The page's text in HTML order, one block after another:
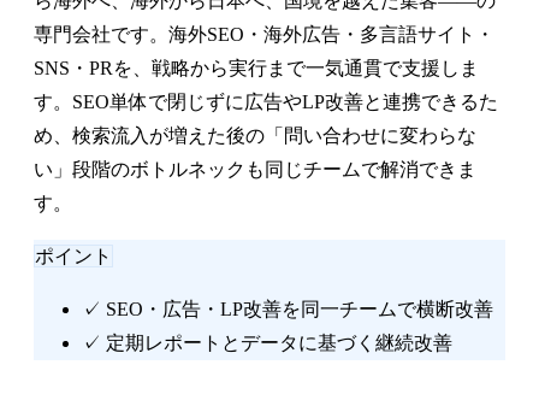
専門会社です。海外SEO・海外広告・多言語サイト・
SNS・PRを、戦略から実行まで一気通貫で支援しま
す。SEO単体で閉じずに広告やLP改善と連携できるた
め、検索流入が増えた後の「問い合わせに変わらな
い」段階のボトルネックも同じチームで解消できま
す。
ポイント
✓ SEO・広告・LP改善を同一チームで横断改善
✓ 定期レポートとデータに基づく継続改善